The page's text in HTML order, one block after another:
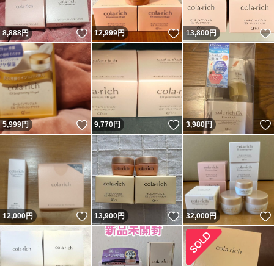
8,888円 いいね！
12,999円 いいね！
13,800円
5,999円 いいね！
9,770円 いいね！
3,980円
12,000円 いいね！
13,900円 いいね！
32,000円